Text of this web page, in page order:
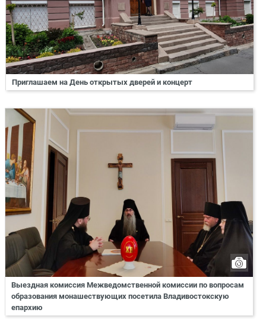
Приглашаем на День открытых дверей и концерт
Выездная комиссия Межведомственной комиссии по вопросам
образования монашествующих посетила Владивостокскую
епархию